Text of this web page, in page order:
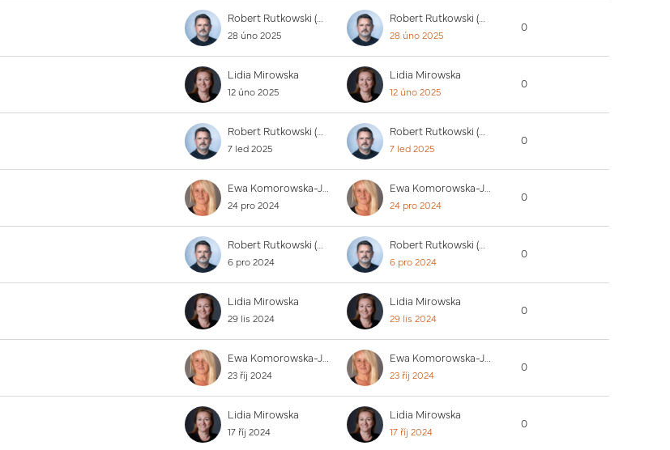
Robert Rutkowski (PUW)
28 úno 2025
Robert Rutkowski (PUW)
28 úno 2025
0
Lidia Mirowska
12 úno 2025
Lidia Mirowska
12 úno 2025
0
Robert Rutkowski (PUW)
7 led 2025
Robert Rutkowski (PUW)
7 led 2025
0
Ewa Komorowska-Jędrzejczak
24 pro 2024
Ewa Komorowska-Jędrzejczak
24 pro 2024
0
Robert Rutkowski (PUW)
6 pro 2024
Robert Rutkowski (PUW)
6 pro 2024
0
Lidia Mirowska
29 lis 2024
Lidia Mirowska
29 lis 2024
0
Ewa Komorowska-Jędrzejczak
23 říj 2024
Ewa Komorowska-Jędrzejczak
23 říj 2024
0
Lidia Mirowska
17 říj 2024
Lidia Mirowska
17 říj 2024
0